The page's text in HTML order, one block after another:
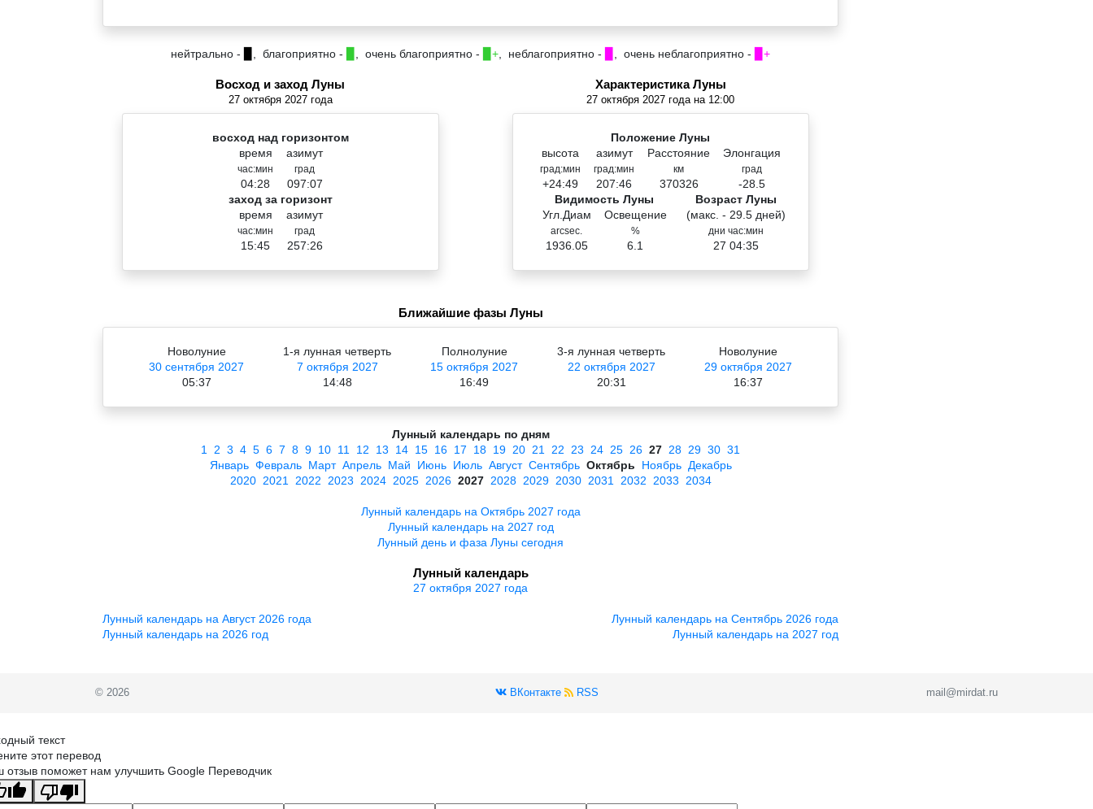
нейтрально - , благоприятно - , очень благоприятно - ▉+ , неблагоприятно - , очень неблагоприятно - ▉+
Восход и заход Луны
27 октября 2027 года
восход над горизонтом
время
час:мин
04:28
азимут
град
097:07
заход за горизонт
время
час:мин
15:45
азимут
град
257:26
Характеристика Луны
27 октября 2027 года на 12:00
Положение Луны
высота
град:мин
+24:49
азимут
град:мин
207:46
Расстояние
км
370326
Элонгация
град
-28.5
Видимость Луны
Угл.Диам
arcsec.
1936.05
Освещение
%
6.1
Возраст Луны
(макс. - 29.5 дней)
дни час:мин
27 04:35
Ближайшие фазы Луны
Новолуние
30 сентября 2027
05:37
1-я лунная четверть
7 октября 2027
14:48
Полнолуние
15 октября 2027
16:49
3-я лунная четверть
22 октября 2027
20:31
Новолуние
29 октября 2027
16:37
Лунный календарь по дням
1
2 3 4 5 6 7 8 9 10 11 12 13 14 15 16 17 18 19 20 21 22 23 24 25 26 27 28 29 30 31
Январь Февраль Март Апрель Май Июнь Июль Август Сентябрь Октябрь Ноябрь Декабрь
2020 2021 2022 2023 2024 2025 2026 2027 2028 2029 2030 2031 2032 2033 2034
Лунный календарь на Октябрь 2027 года
Лунный календарь на 2027 год
Лунный день и фаза Луны сегодня
Лунный календарь
27 октября 2027 года
Лунный календарь на Август 2026 года
Лунный календарь на 2026 год
Лунный календарь на Сентябрь 2026 года
Лунный календарь на 2027 год
© 2026 ВКонтакте RSS mail@mirdat.ru
текст
этот перевод
отзыв поможет нам улучшить Google Переводчик